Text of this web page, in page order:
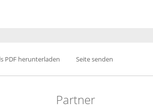
PDF herunterladen Seite senden
Partner